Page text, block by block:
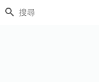
搜尋